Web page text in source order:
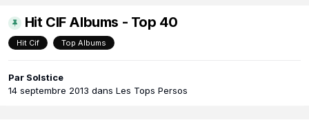
Hit CIF Albums - Top 40
Hit Cif Top Albums
Par Solstice
14 septembre 2013 dans Les Tops Persos